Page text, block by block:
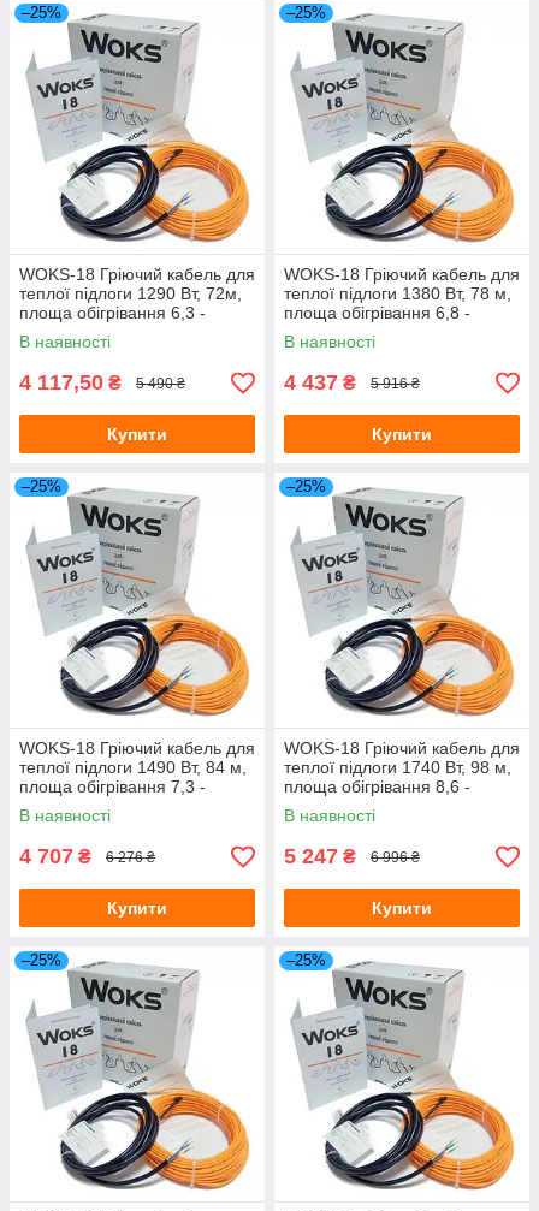
–25%
WOKS-18 Гріючий кабель для
теплої підлоги 1290 Вт, 72м,
площа обігрівання 6,3 -
9,0 м.кв. (Одескаель)
В наявності
4 117,50 ₴ 5 490 ₴
Купити
–25%
WOKS-18 Гріючий кабель для
теплої підлоги 1380 Вт, 78 м,
площа обігрівання 6,8 -
9,8 м.кв. (Одескабель)
В наявності
4 437 ₴ 5 916 ₴
Купити
–25%
WOKS-18 Гріючий кабель для
теплої підлоги 1490 Вт, 84 м,
площа обігрівання 7,3 -
10,5 м.кв.(Одескабель)
В наявності
4 707 ₴ 6 276 ₴
Купити
–25%
WOKS-18 Гріючий кабель для
теплої підлоги 1740 Вт, 98 м,
площа обігрівання 8,6 -
12,3 м.кв (Одескабель)
В наявності
5 247 ₴ 6 996 ₴
Купити
–25% –25%